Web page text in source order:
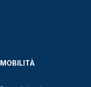
MOBILITÀ